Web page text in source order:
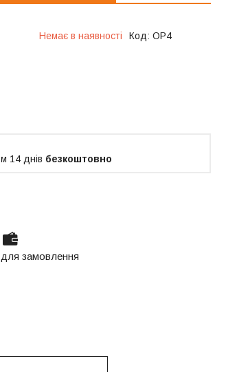
Немає в наявності Код: OP4
14 днів безкоштовно
замовлення